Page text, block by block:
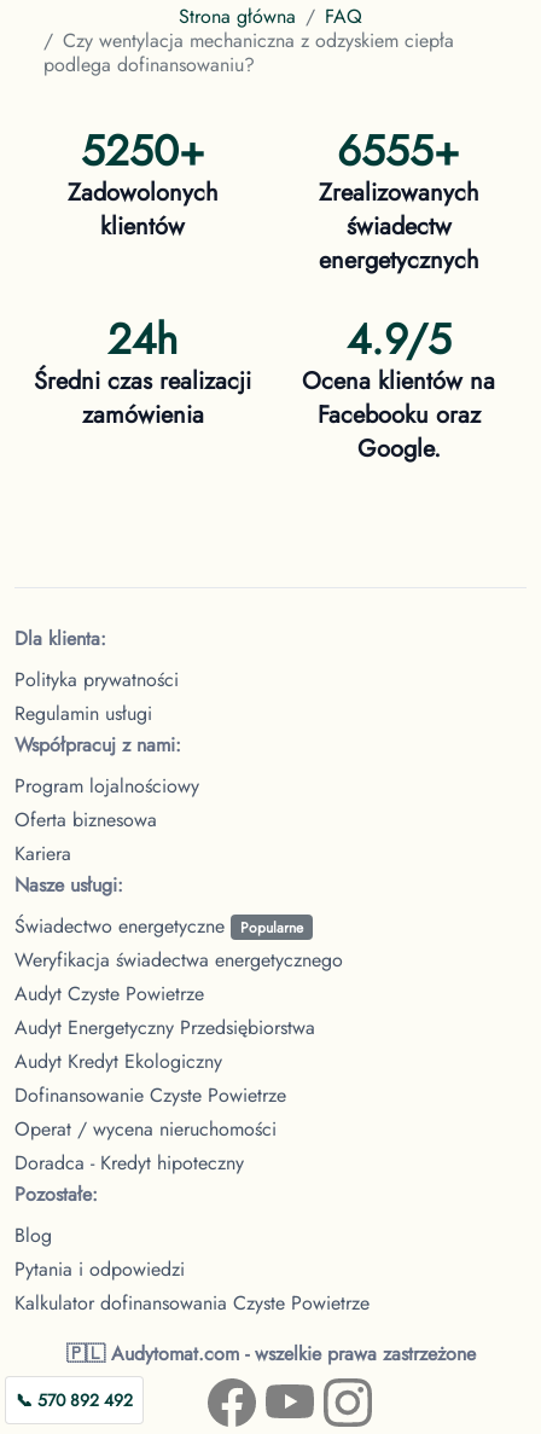
📞 570 892 492
Strona główna
FAQ
Czy wentylacja mechaniczna z odzyskiem ciepła
podlega dofinansowaniu?
5250+
Zadowolonych
klientów
6555+
Zrealizowanych
świadectw
energetycznych
24h
Średni czas realizacji
zamówienia
4.9/5
Ocena klientów na
Facebooku oraz
Google.
Dla klienta:
Polityka prywatności
Regulamin usługi
Współpracuj z nami:
Program lojalnościowy
Oferta biznesowa
Kariera
Nasze usługi:
Świadectwo energetyczne
Popularne
Weryfikacja świadectwa energetycznego
Audyt Czyste Powietrze
Audyt Energetyczny Przedsiębiorstwa
Audyt Kredyt Ekologiczny
Dofinansowanie Czyste Powietrze
Operat / wycena nieruchomości
Doradca - Kredyt hipoteczny
Pozostałe:
Blog
Pytania i odpowiedzi
Kalkulator dofinansowania Czyste Powietrze
🇵🇱 Audytomat.com - wszelkie prawa zastrzeżone